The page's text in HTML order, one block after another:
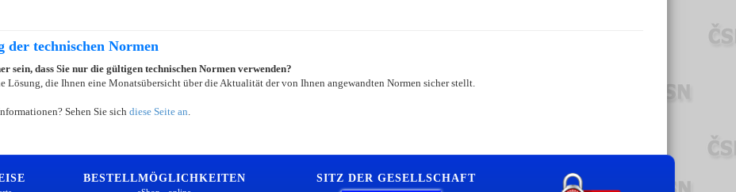
der technischen Normen
sein, dass Sie nur die gültigen technischen Normen verwenden?
Lösung, die Ihnen eine Monatsübersicht über die Aktualität der von Ihnen angewandten Normen sicher stellt.
Sehen Sie sichdiese Seite an.
BESTELLMÖGLICHKEITEN SITZ DER GESELLSCHAFT